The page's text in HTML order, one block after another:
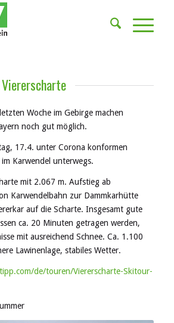
Woche im Gebirge machen
noch gut möglich.
17.4. unter Corona konformen
Karwendel unterwegs.
mit 2.067 m. Aufstieg ab
Karwendelbahn zur Dammkarhütte
auf die Scharte. Insgesamt gute
ca. 20 Minuten getragen werden,
mit ausreichend Schnee. Ca. 1.100
Lawinenlage, stabiles Wetter.
de/touren/Viererscharte-Skitour-